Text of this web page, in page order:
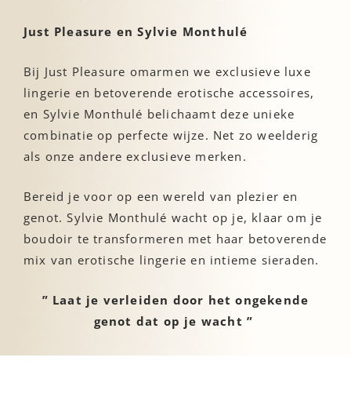
Just Pleasure en Sylvie Monthulé
Bij Just Pleasure omarmen we exclusieve luxe
lingerie en betoverende erotische accessoires,
en Sylvie Monthulé belichaamt deze unieke
combinatie op perfecte wijze. Net zo weelderig
als onze andere exclusieve merken.
Bereid je voor op een wereld van plezier en
genot. Sylvie Monthulé wacht op je, klaar om je
boudoir te transformeren met haar betoverende
mix van erotische lingerie en intieme sieraden.
” Laat je verleiden door het ongekende
genot dat op je wacht ”